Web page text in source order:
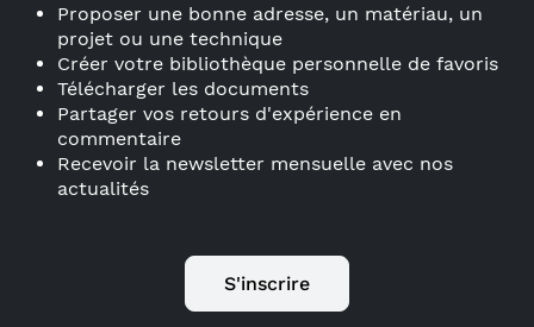
Proposer une bonne adresse, un matériau, un
projet ou une technique
Créer votre bibliothèque personnelle de favoris
Télécharger les documents
Partager vos retours d'expérience en
commentaire
Recevoir la newsletter mensuelle avec nos
actualités
S'inscrire